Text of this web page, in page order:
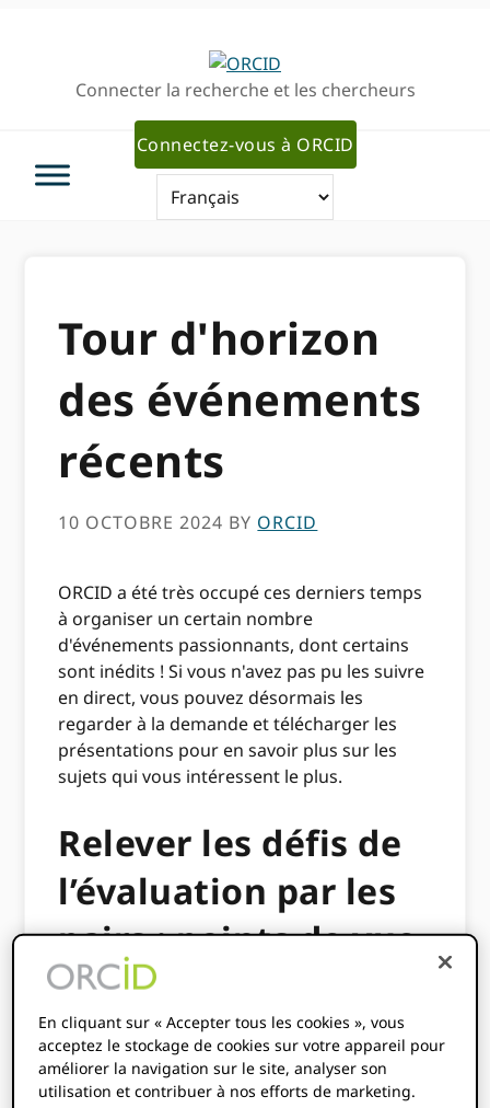
navigationConnecter la recherche et les chercheurs
Connectez-vous à ORCID
Tour d'horizon
des événements
récents
10 OCTOBRE 2024 BY ORCID
ORCID a été très occupé ces derniers temps
à organiser un certain nombre
d'événements passionnants, dont certains
sont inédits ! Si vous n'avez pas pu les suivre
en direct, vous pouvez désormais les
regarder à la demande et télécharger les
présentations pour en savoir plus sur les
sujets qui vous intéressent le plus.
Relever les défis de
l’évaluation par les
pairs : points de vue
des presses
universitaires et des
associations
En cliquant sur « Accepter tous les cookies », vous
acceptez le stockage de cookies sur votre appareil pour
améliorer la navigation sur le site, analyser son
utilisation et contribuer à nos efforts de marketing.